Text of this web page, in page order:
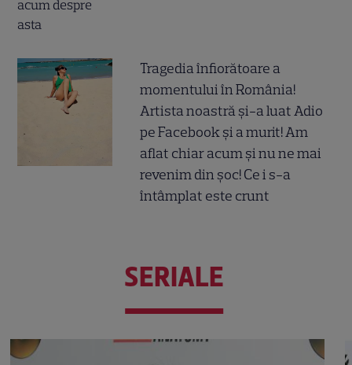
Tragedia înfiorătoare a
momentului în România!
Artista noastră și-a luat Adio
pe Facebook și a murit! Am
aflat chiar acum și nu ne mai
revenim din șoc! Ce i s-a
întâmplat este crunt
SERIALE